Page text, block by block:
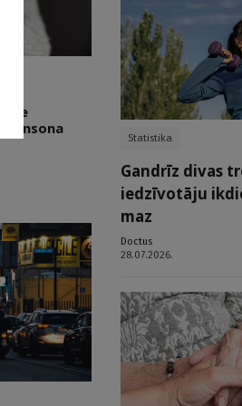
Statistika
Gandrīz divas
iedzīvotāju
maz
Doctus
28.07.2026.